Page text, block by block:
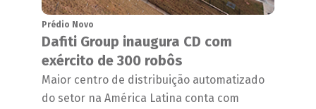
Prédio Novo
Dafiti Group inaugura CD com
exército de 300 robôs
Maior centro de distribuição automatizado
do setor na América Latina conta com